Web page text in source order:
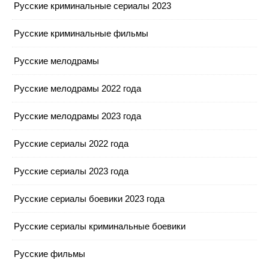
Русские криминальные сериалы 2023
Русские криминальные фильмы
Русские мелодрамы
Русские мелодрамы 2022 года
Русские мелодрамы 2023 года
Русские сериалы 2022 года
Русские сериалы 2023 года
Русские сериалы боевики 2023 года
Русские сериалы криминальные боевики
Русские фильмы